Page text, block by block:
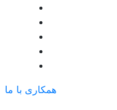
همکاری با ما